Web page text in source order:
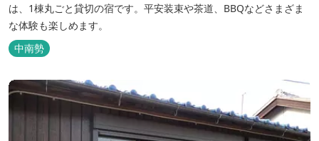
は、1棟丸ごと貸切の宿です。平安装束や茶道、BBQなどさまざま
な体験も楽しめます。
中南勢